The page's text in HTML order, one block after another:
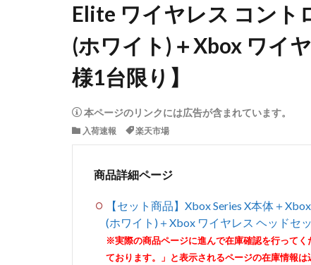
Elite ワイヤレス コント
(ホワイト)＋Xbox ワイ
様1台限り】
本ページのリンクには広告が含まれています。
入荷速報 楽天市場
商品詳細ページ
【セット商品】Xbox Series X本体＋
(ホワイト)＋Xbox ワイヤレス ヘッドセ
※実際の商品ページに進んで在庫確認を行って
ております。」と表示されるページの在庫情報は